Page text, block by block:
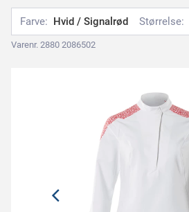
Farve: Hvid / Signalrød Størrelse:
Varenr. 2880 2086502